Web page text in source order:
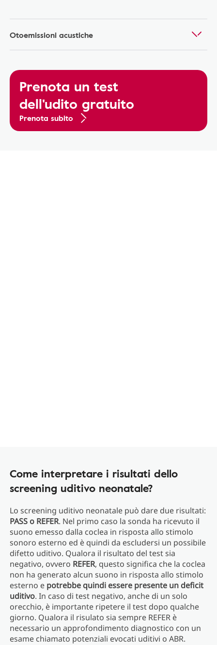
Otoemissioni acustiche
Prenota un test
dell'udito gratuito
Prenota subito
Come interpretare i risultati dello
screening uditivo neonatale?
Lo screening uditivo neonatale può dare due risultati:
PASS o REFER. Nel primo caso la sonda ha ricevuto il
suono emesso dalla coclea in risposta allo stimolo
sonoro esterno ed è quindi da escludersi un possibile
difetto uditivo. Qualora il risultato del test sia
negativo, ovvero REFER, questo significa che la coclea
non ha generato alcun suono in risposta allo stimolo
esterno e potrebbe quindi essere presente un deficit
uditivo. In caso di test negativo, anche di un solo
orecchio, è importante ripetere il test dopo qualche
giorno. Qualora il risulato sia sempre REFER è
necessario un approfondimento diagnostico con un
esame chiamato potenziali evocati uditivi o ABR.